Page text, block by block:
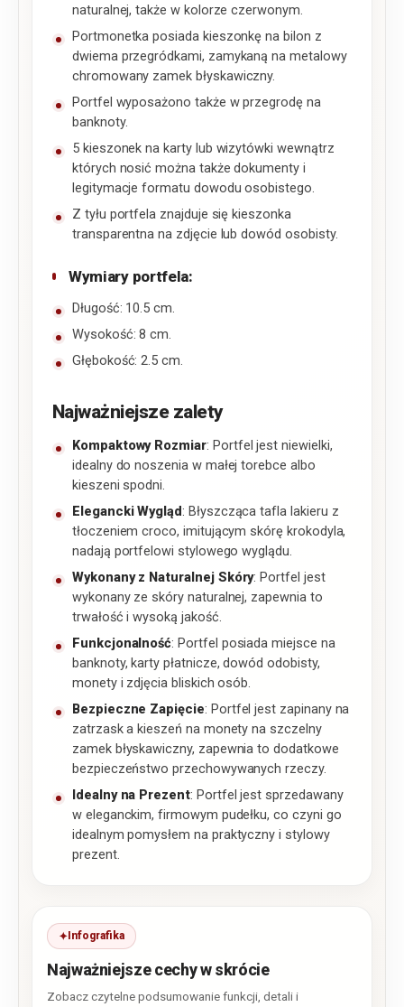
naturalnej, także w kolorze czerwonym.
Portmonetka posiada kieszonkę na bilon z
dwiema przegródkami, zamykaną na metalowy
chromowany zamek błyskawiczny.
Portfel wyposażono także w przegrodę na
banknoty.
5 kieszonek na karty lub wizytówki wewnątrz
których nosić można także dokumenty i
legitymacje formatu dowodu osobistego.
Z tyłu portfela znajduje się kieszonka
transparentna na zdjęcie lub dowód osobisty.
Wymiary portfela:
Długość: 10.5 cm.
Wysokość: 8 cm.
Głębokość: 2.5 cm.
Najważniejsze zalety
Kompaktowy Rozmiar: Portfel jest niewielki,
idealny do noszenia w małej torebce albo
kieszeni spodni.
Elegancki Wygląd: Błyszcząca tafla lakieru z
tłoczeniem croco, imitującym skórę krokodyla,
nadają portfelowi stylowego wyglądu.
Wykonany z Naturalnej Skóry: Portfel jest
wykonany ze skóry naturalnej, zapewnia to
trwałość i wysoką jakość.
Funkcjonalność: Portfel posiada miejsce na
banknoty, karty płatnicze, dowód odobisty,
monety i zdjęcia bliskich osób.
Bezpieczne Zapięcie: Portfel jest zapinany na
zatrzask a kieszeń na monety na szczelny
zamek błyskawiczny, zapewnia to dodatkowe
bezpieczeństwo przechowywanych rzeczy.
Idealny na Prezent: Portfel jest sprzedawany
w eleganckim, firmowym pudełku, co czyni go
idealnym pomysłem na praktyczny i stylowy
prezent.
Infografika
Najważniejsze cechy w skrócie
Zobacz czytelne podsumowanie funkcji, detali i